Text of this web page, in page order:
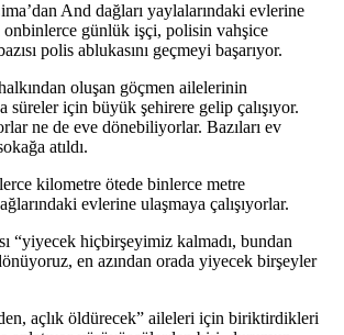
And dağları yaylalarındaki evlerine
günlük işçi, polisin vahşice
polis ablukasını geçmeyi başarıyor.
oluşan göçmen ailelerinin
süreler için büyük şehirere gelip çalışıyor.
ne de eve dönebiliyorlar. Bazıları ev
atıldı.
kilometre ötede binlerce metre
evlerine ulaşmaya çalışıyorlar.
“yiyecek hiçbirşeyimiz kalmadı, bundan
en azından orada yiyecek birşeyler
açlık öldürecek” aileleri için biriktirdikleri